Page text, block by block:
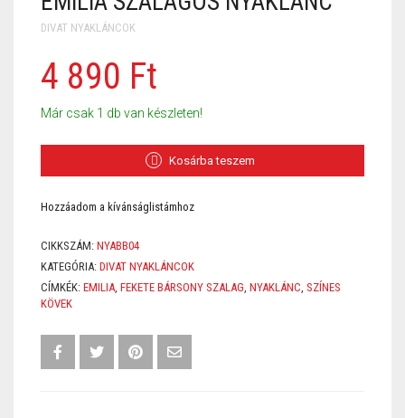
DIVAT NYAKLÁNCOK
4 890 Ft
Már csak 1 db van készleten!
Kosárba teszem
Hozzáadom a kívánságlistámhoz
CIKKSZÁM: NYABB04
KATEGÓRIA: DIVAT NYAKLÁNCOK
CÍMKÉK: EMILIA FEKETE BÁRSONY SZALAG NYAKLÁNC SZÍNES
KÖVEK